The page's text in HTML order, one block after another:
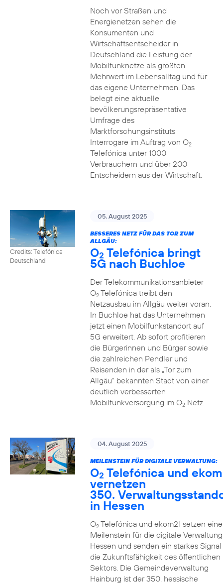
Noch vor Straßen und
Energienetzen sehen die
Konsumenten und
Wirtschaftsentscheider in
Deutschland die Leistung der
Mobilfunknetze als größten
Mehrwert im Lebensalltag und für
das eigene Unternehmen. Das
belegt eine aktuelle
bevölkerungsrepräsentative
Umfrage des
Marktforschungsinstituts
Interrogare im Auftrag von O2
Telefónica unter 1000
Verbrauchern und über 200
Entscheidern aus der Wirtschaft.
Credits: Telefónica
Deutschland
05. August 2025
BESSERES NETZ FÜR DAS TOR ZUM
ALLGÄU:
O2 Telefónica bringt
5G nach Buchloe
Der Telekommunikationsanbieter
O2Telefónica treibt den
Netzausbau im Allgäu weiter voran.
In Buchloe hat das Unternehmen
jetzt einen Mobilfunkstandort auf
5G erweitert. Ab sofort profitieren
die Bürgerinnen und Bürger sowie
die zahlreichen Pendler und
Reisenden in der als „Tor zum
Allgäu“ bekannten Stadt von einer
deutlich verbesserten
Mobilfunkversorgung im O2Netz.
04. August 2025
MEILENSTEIN FÜR DIGITALE VERWALTUNG:
O2 Telefónica und
vernetzen
350.
in Hessen
O2Telefónica und ekom21 setzen
Meilenstein für die digitale
Hessen und senden ein starkes
die Zukunftsfähigkeit des öffentlichen
Sektors. Die Gemeindeverwaltung
Hainburg ist der 350. hessische